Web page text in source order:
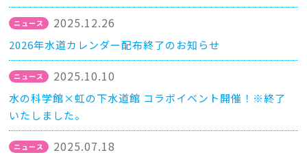
2025.12.26
2026年水道カレンダー配布終了のお知らせ
2025.10.10
水の科学館×虹の下水道館 コラボイベント開催！※終了
いたしました。
2025.07.18